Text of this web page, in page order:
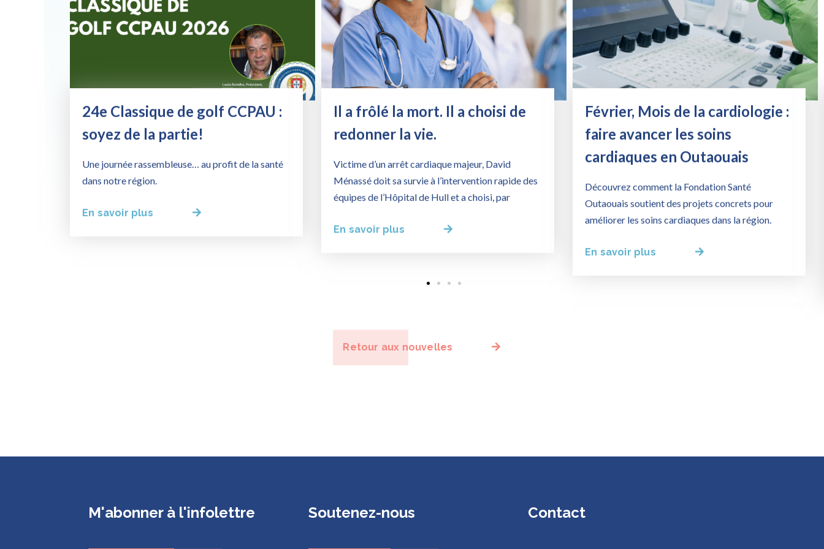
24e Classique de golf CCPAU :
soyez de la partie!
Une journée rassembleuse… au profit de la santé
dans notre région.
En savoir plus
Il a frôlé la mort. Il a choisi de
redonner la vie.
Victime d’un arrêt cardiaque majeur, David
Ménassé doit sa survie à l’intervention rapide des
équipes de l’Hôpital de Hull et a choisi, par
En savoir plus
Février, Mois de la cardiologie :
faire avancer les soins
cardiaques en Outaouais
Découvrez comment la Fondation Santé
Outaouais soutient des projets concrets pour
améliorer les soins cardiaques dans la région.
En savoir plus
Retour aux nouvelles
M'abonner à l'infolettre Soutenez-nous Contact